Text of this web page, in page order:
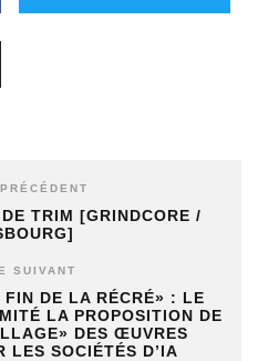
TRIM [GRINDCORE /
SUIVANT
DE LA RÉCRÉ» : LE
LA PROPOSITION DE
DES ŒUVRES
LES SOCIÉTÉS D’IA